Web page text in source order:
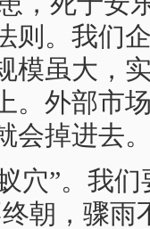
则。我们
模虽大，
。外部市
就会掉进
穴”。我
朝，骤